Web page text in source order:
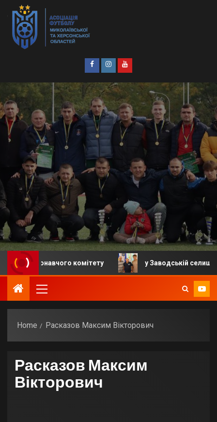
виконавчого комітету у Заводській селищній
Home Расказов Максим Вікторович
Расказов Максим
Вікторович